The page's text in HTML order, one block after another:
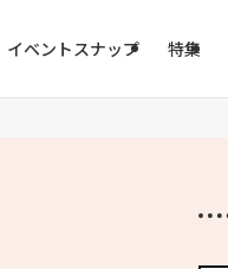
イベントスナップ 特集